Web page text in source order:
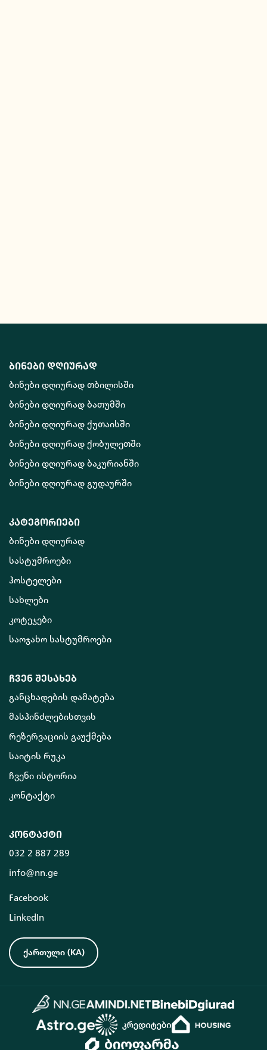
ბინები დღიურად
ბინები დღიურად თბილისში
ბინები დღიურად ბათუმში
ბინები დღიურად ქუთაისში
ბინები დღიურად ქობულეთში
ბინები დღიურად ბაკურიანში
ბინები დღიურად გუდაურში
კატეგორიები
ბინები დღიურად
სასტუმროები
ჰოსტელები
სახლები
კოტეჯები
საოჯახო სასტუმროები
ჩვენ შესახებ
განცხადების დამატება
მასპინძლებისთვის
რეზერვაციის გაუქმება
საიტის რუკა
ჩვენი ისტორია
კონტაქტი
კონტაქტი
032 2 887 289
info@nn.ge
Facebook
LinkedIn
ქართული (KA)